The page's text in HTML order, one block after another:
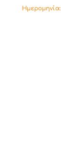
Ημερομηνία: